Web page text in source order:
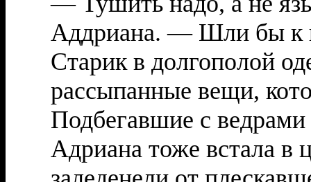
Аддриана. — Шли бы к
Старик в долгополой
рассыпанные вещи,
Подбегавшие с
Адриана тоже встала в